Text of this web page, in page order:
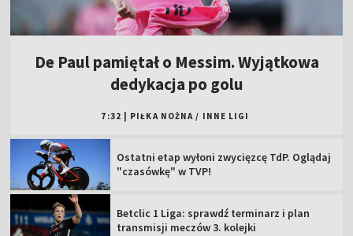
De Paul pamiętał o Messim. Wyjątkowa
dedykacja po golu
7:32 | PIŁKA NOŻNA / INNE LIGI
Ostatni etap wyłoni zwycięzcę TdP. Oglądaj
"czasówkę" w TVP!
Betclic 1 Liga: sprawdź terminarz i plan
transmisji meczów 3. kolejki